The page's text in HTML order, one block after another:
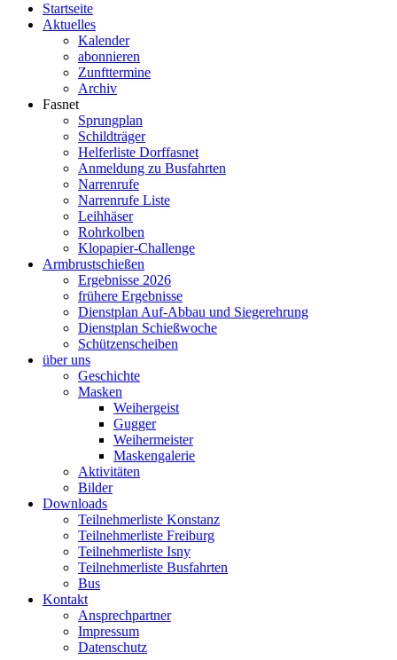
Startseite
Aktuelles
Kalender
abonnieren
Zunfttermine
Archiv
Fasnet
Sprungplan
Schildträger
Helferliste Dorffasnet
Anmeldung zu Busfahrten
Narrenrufe
Narrenrufe Liste
Leihhäser
Rohrkolben
Klopapier-Challenge
Armbrustschießen
Ergebnisse 2026
frühere Ergebnisse
Dienstplan Auf-Abbau und Siegerehrung
Dienstplan Schießwoche
Schützenscheiben
über uns
Geschichte
Masken
Weihergeist
Gugger
Weihermeister
Maskengalerie
Aktivitäten
Bilder
Downloads
Teilnehmerliste Konstanz
Teilnehmerliste Freiburg
Teilnehmerliste Isny
Teilnehmerliste Busfahrten
Bus
Kontakt
Ansprechpartner
Impressum
Datenschutz